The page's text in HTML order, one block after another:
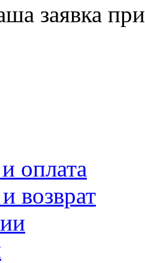
заявка
оплата
возврат